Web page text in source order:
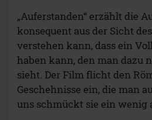
„Auferstanden“ erzählt die
konsequent aus der Sicht
verstehen kann, dass ein
haben kann, den man dazu
sieht. Der Film flicht den
Geschehnisse ein, die man
uns schmückt sie ein wenig